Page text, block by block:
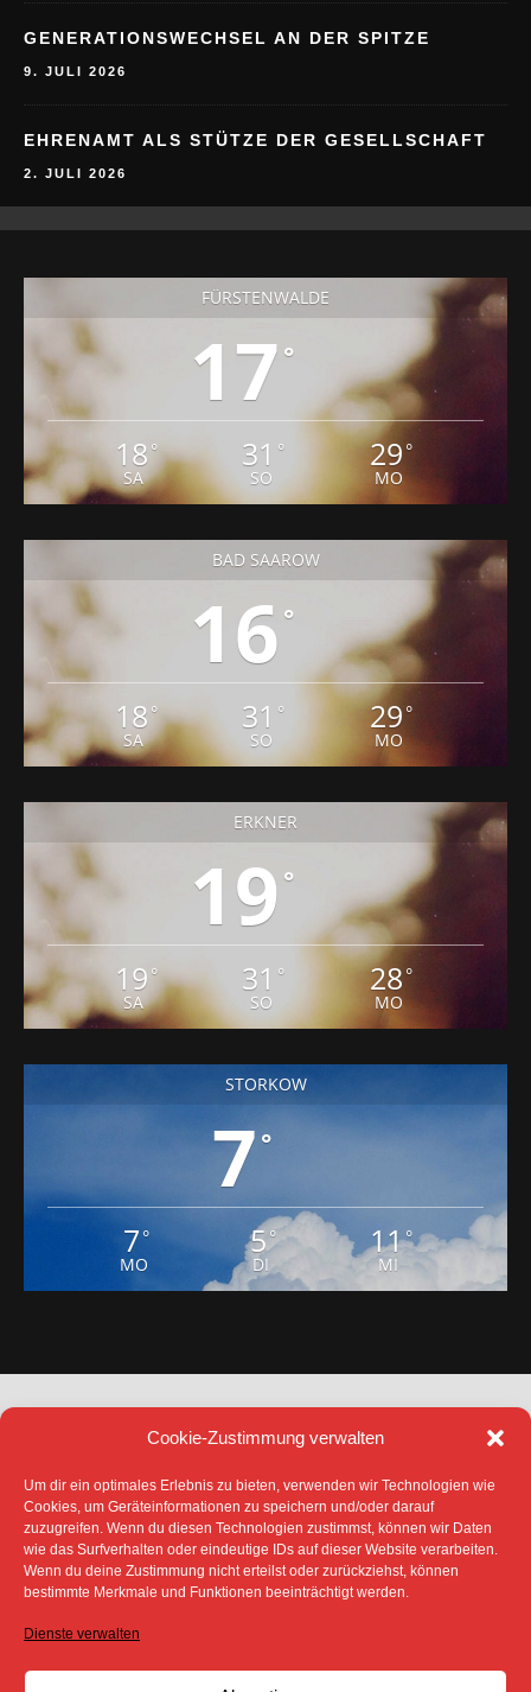
Cookie-Zustimmung verwalten
Um dir ein optimales Erlebnis zu bieten, verwenden wir Technologien wie
Cookies, um Geräteinformationen zu speichern und/oder darauf
zuzugreifen. Wenn du diesen Technologien zustimmst, können wir Daten
wie das Surfverhalten oder eindeutige IDs auf dieser Website verarbeiten.
Wenn du deine Zustimmung nicht erteilst oder zurückziehst, können
bestimmte Merkmale und Funktionen beeinträchtigt werden.
Dienste verwalten
GENERATIONSWECHSEL AN DER SPITZE
9. JULI 2026
EHRENAMT ALS STÜTZE DER GESELLSCHAFT
2. JULI 2026
FÜRSTENWALDE
17 °
18 °
SA
31 °
SO
29 °
MO
BAD SAAROW
16 °
18 °
SA
31 °
SO
29 °
MO
ERKNER
19 °
19 °
SA
31 °
SO
28 °
MO
STORKOW
7°
7 °
MO
5°
DI
11°
MI
DATENSCHUTZ
IMPRESSUM
COOKIE-RICHTLINIE (EU)
SÄMTLICHE TEXTE, BILDER UND ANDERE
SOFERN NICHT ANDERS GEKENNZEICHNET- DEM
COPYRIGHT DES SPREEBOTE ONLINE ODER WERDEN